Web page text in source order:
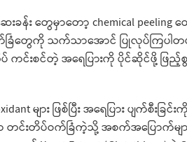
းခန်း တွေမှာတော့ chemical
က်ခြံတွေကို သက်သာအောင် ပြုလုပ်ကြပါ
င်းစင်တဲ့ အရေပြားကို ပိုင်ဆိုင်ဖို့ ဖြည့်
များ ဖြစ်ပြီး အရေပြား ပျက်စီ
းတိပ်ဝက်ခြံကဲ့သို့ အစက်အပြောက်များ မှိ